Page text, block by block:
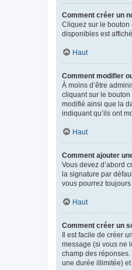
Comment créer un
Cliquez sur le bouton
disponibles est
Haut
Comment modifier
À moins d’être
cliquant sur le bouton
modifié ainsi que la
indiquant qu’ils ont
Haut
Comment ajouter
Vous devez d’abord
la signature par
vous pourrez
Haut
Comment créer un
Il est facile de créer
message (si vous ne
champ des
une durée illimitée)